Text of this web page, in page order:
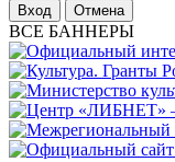
Отмена
ВСЕ БАННЕРЫ